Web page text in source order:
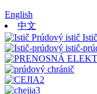
English
中文